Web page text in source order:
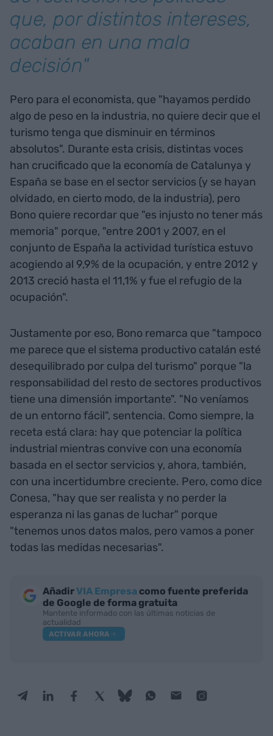
que, por distintos intereses,
acaban en una mala
decisión"
Pero para el economista, que "hayamos perdido
algo de peso en la industria, no quiere decir que el
turismo tenga que disminuir en términos
absolutos". Durante esta crisis, distintas voces
han crucificado que la economía de Catalunya y
España se base en el sector servicios (y se hayan
olvidado, en cierto modo, de la industria), pero
Bono quiere recordar que "es injusto no tener más
memoria" porque, "entre 2001 y 2007, en el
conjunto de España la actividad turística estuvo
acogiendo al 9,9% de la ocupación, y entre 2012 y
2013 creció hasta el 11,1% y fue el refugio de la
ocupación".
Justamente por eso, Bono remarca que "tampoco
me parece que el sistema productivo catalán esté
desequilibrado por culpa del turismo" porque "la
responsabilidad del resto de sectores productivos
tiene una dimensión importante". "No veníamos
de un entorno fácil", sentencia. Como siempre, la
receta está clara: hay que potenciar la política
industrial mientras convive con una economía
basada en el sector servicios y, ahora, también,
con una incertidumbre creciente. Pero, como dice
Conesa, "hay que ser realista y no perder la
esperanza ni las ganas de luchar" porque
"tenemos unos datos malos, pero vamos a poner
todas las medidas necesarias".
AñadirVIA Empresa como fuente preferida
de Google de forma gratuita
Mantente informado con las últimas noticias de
actualidad
ACTIVAR AHORA